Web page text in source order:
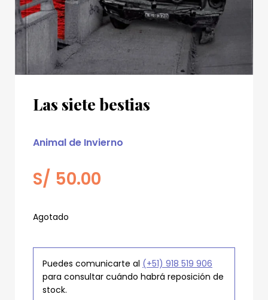
Las siete bestias
Animal de Invierno
S/ 50.00
Agotado
Puedes comunicarte al (+51) 918 519 906
para consultar cuándo habrá reposición de
stock.